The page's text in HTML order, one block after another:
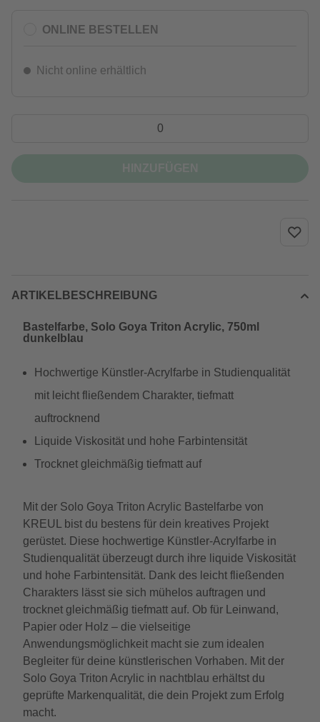
ONLINE BESTELLEN
Nicht online erhältlich
ARTIKELBESCHREIBUNG
Bastelfarbe, Solo Goya Triton Acrylic, 750ml
dunkelblau
Hochwertige Künstler-Acrylfarbe in Studienqualität
mit leicht fließendem Charakter, tiefmatt
auftrocknend
Liquide Viskosität und hohe Farbintensität
Trocknet gleichmäßig tiefmatt auf
Mit der Solo Goya Triton Acrylic Bastelfarbe von
KREUL bist du bestens für dein kreatives Projekt
gerüstet. Diese hochwertige Künstler-Acrylfarbe in
Studienqualität überzeugt durch ihre liquide Viskosität
und hohe Farbintensität. Dank des leicht fließenden
Charakters lässt sie sich mühelos auftragen und
trocknet gleichmäßig tiefmatt auf. Ob für Leinwand,
Papier oder Holz – die vielseitige
Anwendungsmöglichkeit macht sie zum idealen
Begleiter für deine künstlerischen Vorhaben. Mit der
Solo Goya Triton Acrylic in nachtblau erhältst du
geprüfte Markenqualität, die dein Projekt zum Erfolg
macht.